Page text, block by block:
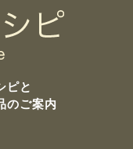
ピと
のご案内